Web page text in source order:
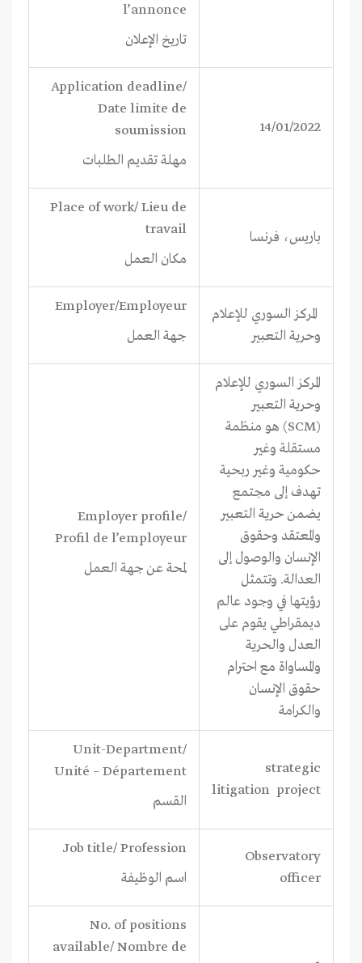
l’annonce
تاريخ الإعلان
14/01/2022
Application deadline/
Date limite de
soumission
مهلة تقديم الطلبات
باريس، فرنسا
Place of work/ Lieu de
travail
مكان العمل
المركز السوري للإعلام
وحرية التعبير
Employer/Employeur
جهة العمل
المركز السوري للإعلام
وحرية التعبير
(SCM) هو منظمة
مستقلة وغير
حكومية وغير ربحية
تهدف إلى مجتمع
يضمن حرية التعبير
والمعتقد وحقوق
الإنسان والوصول إلى
العدالة. وتتمثل
رؤيتها في وجود عالم
ديمقراطي يقوم على
العدل والحرية
والمساواة مع احترام
حقوق الإنسان
والكرامة
Employer profile/
Profil de l’employeur
لمحة عن جهة العمل
strategic
litigation project
Unit-Department/
Unité – Département
القسم
Observatory
officer
Job title/ Profession
اسم الوظيفة
No. of positions
available/ Nombre de